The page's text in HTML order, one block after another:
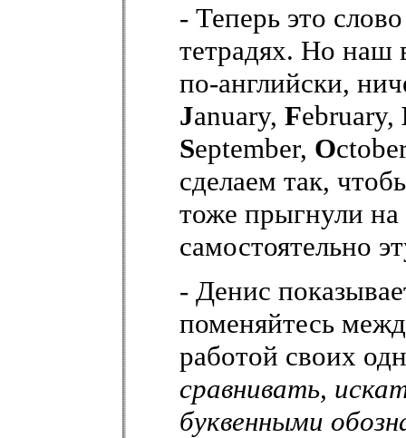
- Теперь это
тетрадях. Но наш
по-английски,
January, February,
September, O
сделаем так,
тоже прыгнули
самостоятельно
- Денис
поменяйтесь
работой своих
сравнивать,
буквенными